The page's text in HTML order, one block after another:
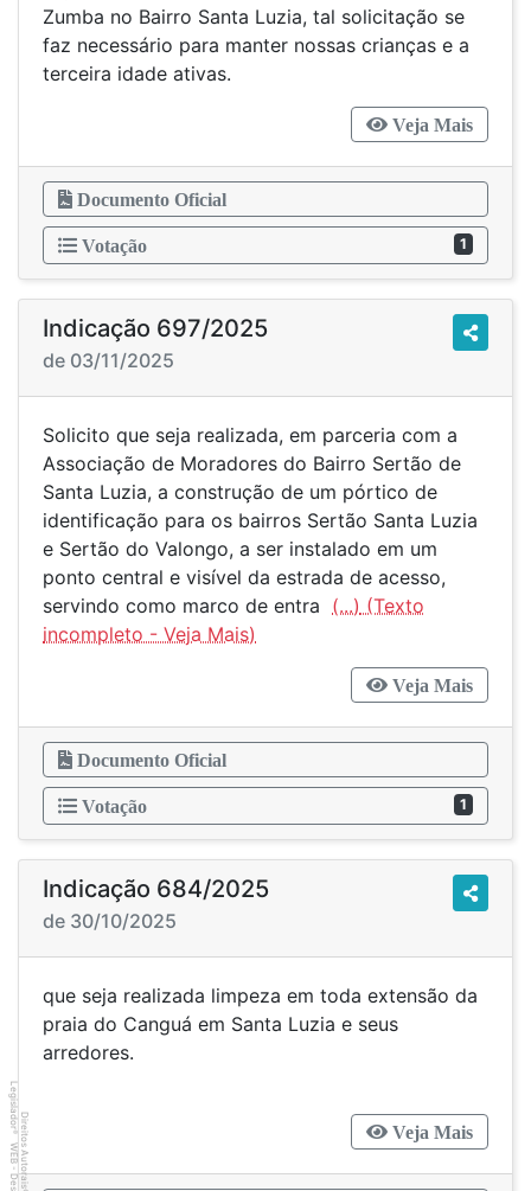
Zumba no Bairro Santa Luzia, tal solicitação se
faz necessário para manter nossas crianças e a
terceira idade ativas.
Veja Mais
Documento Oficial
Votação 1
Indicação 697/2025
de 03/11/2025
Solicito que seja realizada, em parceria com a
Associação de Moradores do Bairro Sertão de
Santa Luzia, a construção de um pórtico de
identificação para os bairros Sertão Santa Luzia
e Sertão do Valongo, a ser instalado em um
ponto central e visível da estrada de acesso,
servindo como marco de entra (...)
Veja Mais
Documento Oficial
Votação 1
Indicação 684/2025
de 30/10/2025
que seja realizada limpeza em toda extensão da
praia do Canguá em Santa Luzia e seus
arredores.
Veja Mais
Direitos Autorais
Legislador
®